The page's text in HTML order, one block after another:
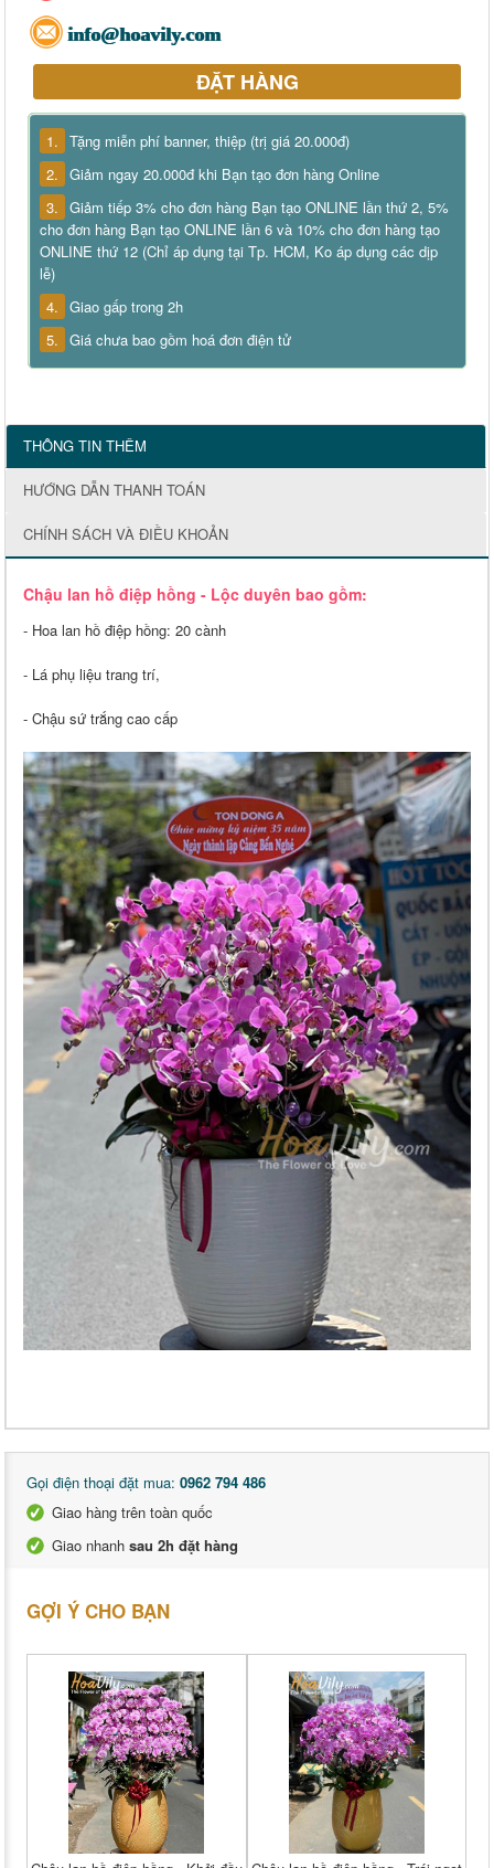
info@hoavily.com
ĐẶT HÀNG
1. Tặng miễn phí banner, thiệp (trị giá 20.000đ)
2. Giảm ngay 20.000đ khi Bạn tạo đơn hàng Online
3. Giảm tiếp 3% cho đơn hàng Bạn tạo ONLINE lần thứ 2, 5%
cho đơn hàng Bạn tạo ONLINE lần 6 và 10% cho đơn hàng tạo
ONLINE thứ 12 (Chỉ áp dụng tại Tp. HCM, Ko áp dụng các dịp
lễ)
4. Giao gấp trong 2h
5. Giá chưa bao gồm hoá đơn điện tử
THÔNG TIN THÊM
HƯỚNG DẪN THANH TOÁN
CHÍNH SÁCH VÀ ĐIỀU KHOẢN
Chậu lan hồ điệp hồng - Lộc duyên bao gồm:
- Hoa lan hồ điệp hồng: 20 cành
- Lá phụ liệu trang trí,
- Chậu sứ trắng cao cấp
Gọi điện thoại đặt mua: 0962 794 486
Giao hàng trên toàn quốc
Giao nhanh sau 2h đặt hàng
GỢI Ý CHO BẠN